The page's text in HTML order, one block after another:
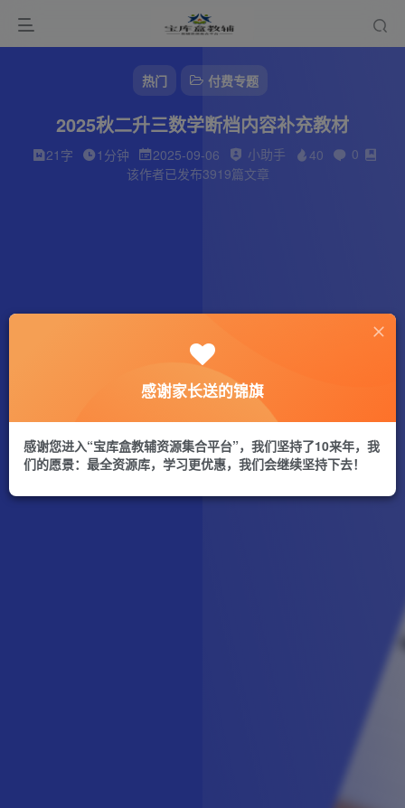
热门 付费专题
2025秋二升三数学断档内容补充教材
21字 1分钟 2025-09-06 小助手 40
0
该作者已发布3919篇文章
感谢家长送的锦旗
感谢您进入“宝库盒教辅资源集合平台”，我们坚持了10来年，我
们的愿景：最全资源库，学习更优惠，我们会继续坚持下去！